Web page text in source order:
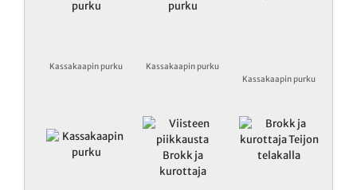
Kassakaapin purku
Kassakaapin purku
Kassakaapin purku